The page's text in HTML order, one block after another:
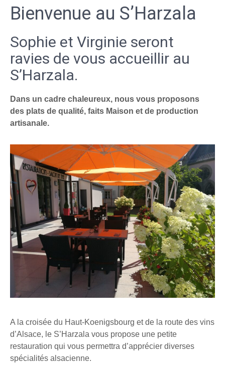
Bienvenue au S’Harzala
Sophie et Virginie seront
ravies de vous accueillir au
S’Harzala.
Dans un cadre chaleureux, nous vous proposons
des plats de qualité, faits Maison et de production
artisanale.
A la croisée du Haut-Koenigsbourg et de la route des vins
d’Alsace, le S’Harzala vous propose une petite
restauration qui vous permettra d’apprécier diverses
spécialités alsacienne.